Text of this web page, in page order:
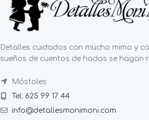
Detalles cuidados con mucho mimo y
sueños de cuentos de hadas se hagan
Móstoles
Tel: 625 99 17 44
info@detallesmonimoni.com